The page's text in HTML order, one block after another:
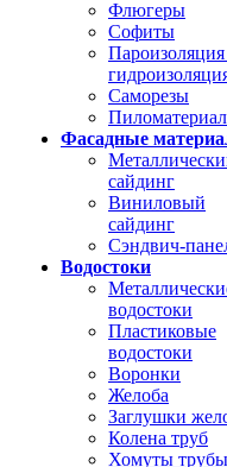
Флюгеры
Софиты
Саморезы
Фасадные
сайдинг
Виниловый
сайдинг
Сэндвич-
Водостоки
водостоки
Пластиковые
водостоки
Воронки
Желоба
Заглушки
Колена труб
Хомуты трубы